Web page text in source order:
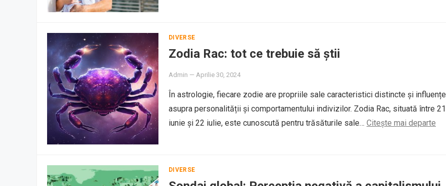
DIVERSE
Zodia Rac: tot ce trebuie să știi
Admin — Aprilie 30, 2024
În astrologie, fiecare zodie are propriile sale caracteristici distincte și influențe
asupra personalității și comportamentului indivizilor. Zodia Rac, situată între 21
iunie și 22 iulie, este cunoscută pentru trăsăturile sale… Citește mai departe
DIVERSE